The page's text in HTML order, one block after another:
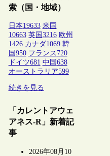
索（国・地域）
日本19633 米国
10663 英国 3216 欧州
1426 カナダ1069 韓
国 950 フランス 720
ドイツ681 中国 638
オーストラリア599
続きを見る
「カレントアウェ
アネス-R」新着記
事
2026年08月10